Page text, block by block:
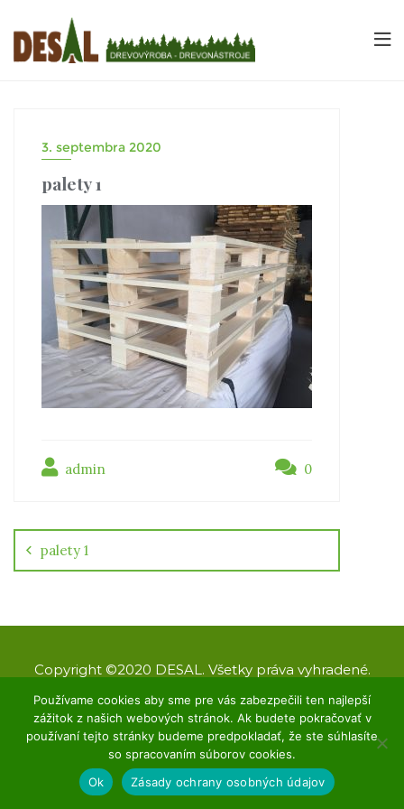
3. septembra 2020
palety 1
admin 0
v
článku
palety 1
Copyright ©2020 DESAL. Všetky práva vyhradené.
Designed by KAnet
O nás
GDPR Kontakt
Používame cookies aby sme pre vás zabezpečili ten najlepší
zážitok z našich webových stránok. Ak budete pokračovať v
používaní tejto stránky budeme predpokladať, že ste súhlasíte
so spracovaním súborov cookies.
Ok
Zásady ochrany osobných údajov